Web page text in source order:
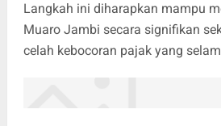
Langkah ini diharapkan mampu
Muaro Jambi secara signifikan
celah kebocoran pajak yang